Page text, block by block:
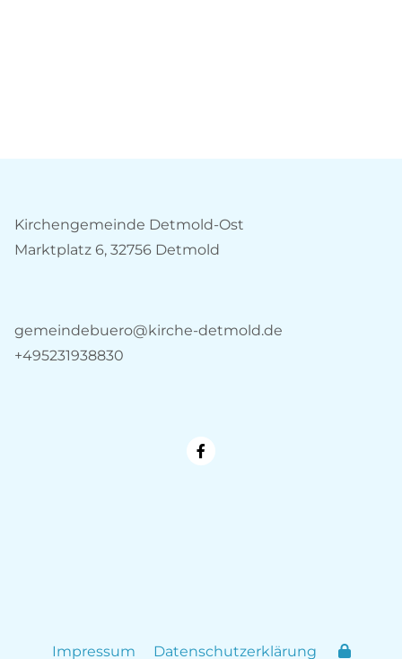
Kirchengemeinde Detmold-Ost
Marktplatz 6, 32756 Detmold
gemeindebuero@kirche-detmold.de
+495231938830
Impressum Datenschutzerklärung